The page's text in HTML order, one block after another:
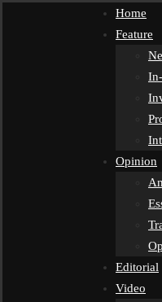
Home
Feature
Opinion
Editorial
Video